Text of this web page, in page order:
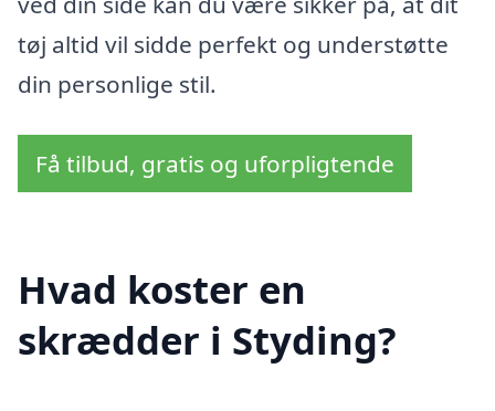
tøj altid vil sidde perfekt og understøtte
din personlige stil.
Få tilbud, gratis og uforpligtende
Hvad koster en
skrædder i Styding?